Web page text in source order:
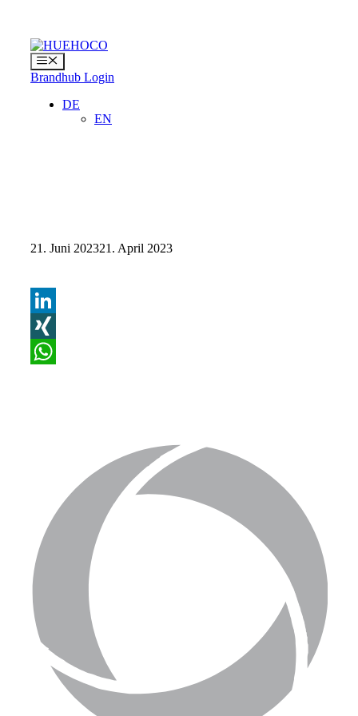
springen
Menü
Brandhub Login
DE
EN
21. Juni 202321. April 2023
LinkedIn
XING